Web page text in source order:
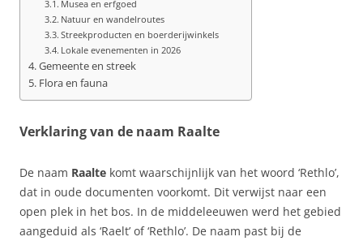
Musea en erfgoed
Natuur en wandelroutes
Streekproducten en boerderijwinkels
Lokale evenementen in 2026
Gemeente en streek
Flora en fauna
Verklaring van de naam Raalte
De naam Raalte komt waarschijnlijk van het woord ‘Rethlo’,
dat in oude documenten voorkomt. Dit verwijst naar een
open plek in het bos. In de middeleeuwen werd het gebied
aangeduid als ‘Raelt’ of ‘Rethlo’. De naam past bij de